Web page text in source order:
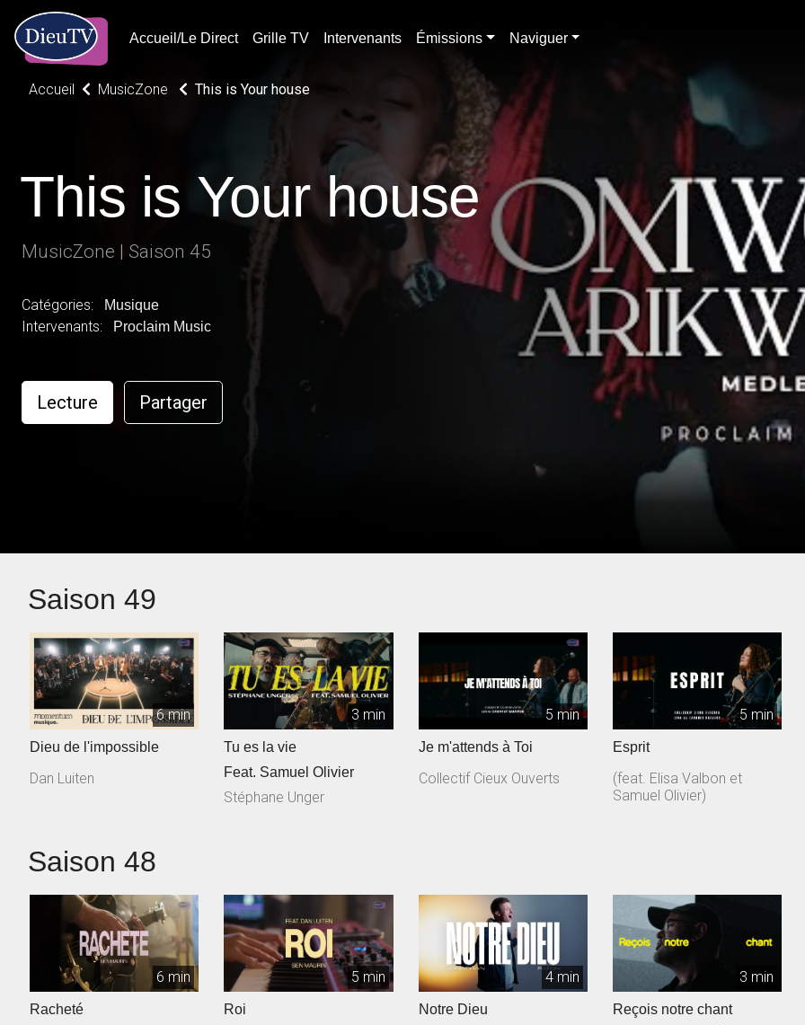
Accueil/Le Direct Grille TV Intervenants Émissions Naviguer
Accueil MusicZone This is Your house
This is Your house
MusicZone | Saison 45
Catégories: Musique
Intervenants: Proclaim Music
Lecture Partager
Saison 49
6 min
Dieu de l'impossible
Dan Luiten
3 min
Tu es la vie
Feat. Samuel Olivier
Stéphane Unger
5 min
Je m'attends à Toi
Collectif Cieux Ouverts
5 min
Esprit
(feat. Elisa Valbon et
Samuel Olivier)
Saison 48
6 min
Racheté
5 min
Roi
4 min
Notre Dieu
3 min
Reçois notre chant